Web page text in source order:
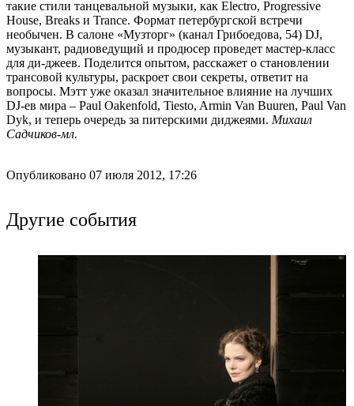
такие стили танцевальной музыки, как Electro, Progressive
House, Breaks и Trance. Формат петербургской встречи
необычен. В салоне «Музторг» (канал Грибоедова, 54) DJ,
музыкант, радиоведущий и продюсер проведет мастер-класс
для ди-джеев. Поделится опытом, расскажет о становлении
трансовой культуры, раскроет свои секреты, ответит на
вопросы. Мэтт уже оказал значительное влияние на лучших
DJ-ев мира – Paul Oakenfold, Tiesto, Armin Van Buuren, Paul Van
Dyk, и теперь очередь за питерскими диджеями. Михаил
Садчиков-мл.
Опубликовано 07 июля 2012, 17:26
Другие события